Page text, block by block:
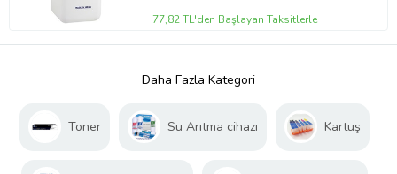
77,82 TL'den Başlayan Taksitlerle
Daha Fazla Kategori
Toner Su Arıtma cihazı Kartuş